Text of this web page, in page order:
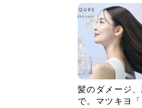
髪のダメージ
で。マツキヨ「